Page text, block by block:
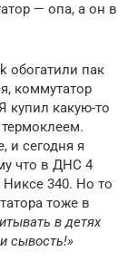
— опа, а он в
обогатили пак
коммутатор
купил какую-то
и сегодня я
что в ДНС 4
Никсе 340. Но то
тоже в
в детях
сывость!»